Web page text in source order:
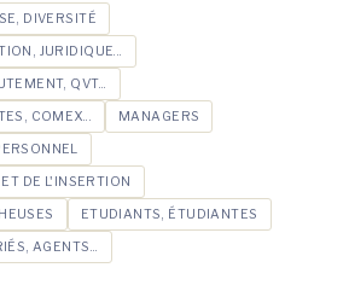
DIVERSITÉ
JURIDIQUE...
QVT...
COMEX... MANAGERS
DE L'INSERTION
ETUDIANTS, ÉTUDIANTES
AGENTS...